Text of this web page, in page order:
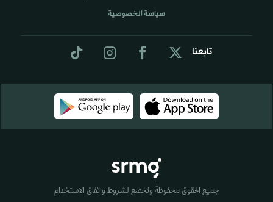
تابعنا
سياسة الخصوصية
جميع الحقوق محفوظة وتخضع لشروط واتفاق الاستخدام